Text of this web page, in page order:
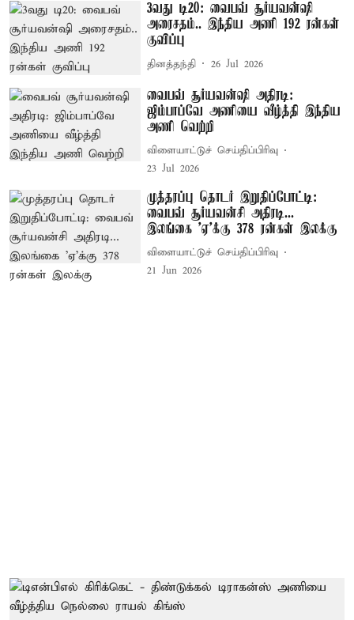
3வது டி20: வைபவ் சூர்யவன்ஷி
அரைசதம்.. இந்திய அணி 192 ரன்கள்
குவிப்பு
தினத்தந்தி 26 Jul 2026
வைபவ் சூர்யவன்ஷி அதிரடி:
ஜிம்பாப்வே அணியை வீழ்த்தி இந்திய
அணி வெற்றி
விளையாட்டுச் செய்திப்பிரிவு
23 Jul 2026
முத்தரப்பு தொடர் இறுதிப்போட்டி:
வைபவ் சூர்யவன்சி அதிரடி...
இலங்கை ’ஏ’க்கு 378 ரன்கள் இலக்கு
விளையாட்டுச் செய்திப்பிரிவு
21 Jun 2026